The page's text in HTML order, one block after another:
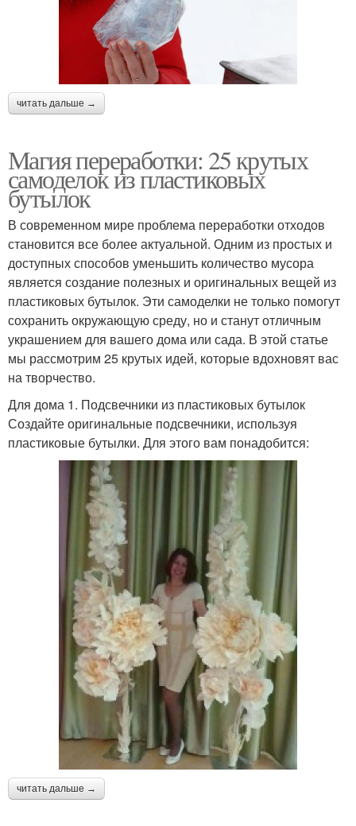
читать дальше →
Магия переработки: 25 крутых
самоделок из пластиковых
бутылок
В современном мире проблема переработки отходов
становится все более актуальной. Одним из простых и
доступных способов уменьшить количество мусора
является создание полезных и оригинальных вещей из
пластиковых бутылок. Эти самоделки не только помогут
сохранить окружающую среду, но и станут отличным
украшением для вашего дома или сада. В этой статье
мы рассмотрим 25 крутых идей, которые вдохновят вас
на творчество.
Для дома 1. Подсвечники из пластиковых бутылок
Создайте оригинальные подсвечники, используя
пластиковые бутылки. Для этого вам понадобится:
читать дальше →